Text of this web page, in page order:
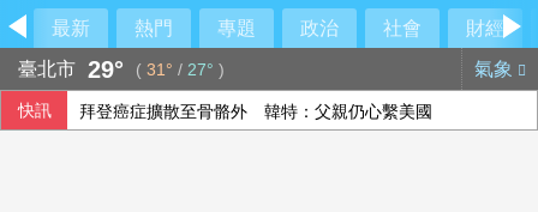
最新 熱門 專題 政治 社會
財經
臺北市 29° ( 31° / 27° ) 氣象
快訊 拜登癌症擴散至骨骼外 韓特：父親仍心繫美國